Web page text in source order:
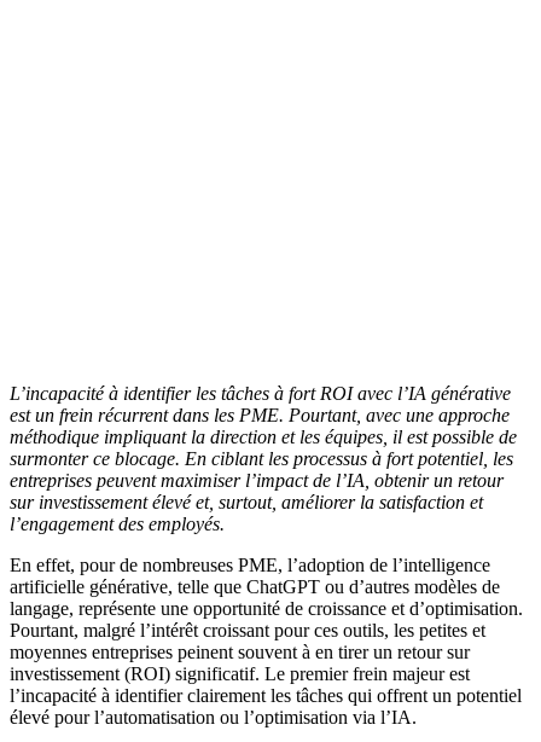
L’incapacité à identifier les tâches à fort ROI avec l’IA générative
est un frein récurrent dans les PME. Pourtant, avec une approche
méthodique impliquant la direction et les équipes, il est possible de
surmonter ce blocage. En ciblant les processus à fort potentiel, les
entreprises peuvent maximiser l’impact de l’IA, obtenir un retour
sur investissement élevé et, surtout, améliorer la satisfaction et
l’engagement des employés.
En effet, pour de nombreuses PME, l’adoption de l’intelligence
artificielle générative, telle que ChatGPT ou d’autres modèles de
langage, représente une opportunité de croissance et d’optimisation.
Pourtant, malgré l’intérêt croissant pour ces outils, les petites et
moyennes entreprises peinent souvent à en tirer un retour sur
investissement (ROI) significatif. Le premier frein majeur est
l’incapacité à identifier clairement les tâches qui offrent un potentiel
élevé pour l’automatisation ou l’optimisation via l’IA.